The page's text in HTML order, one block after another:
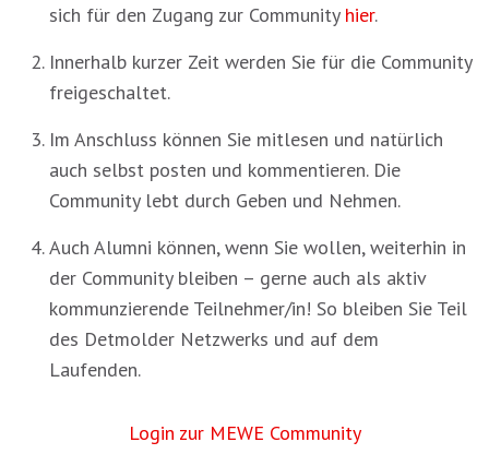
sich für den Zugang zur Community hier.
Innerhalb kurzer Zeit werden Sie für die Community
freigeschaltet.
Im Anschluss können Sie mitlesen und natürlich
auch selbst posten und kommentieren. Die
Community lebt durch Geben und Nehmen.
Auch Alumni können, wenn Sie wollen, weiterhin in
der Community bleiben – gerne auch als aktiv
kommunzierende Teilnehmer/in! So bleiben Sie Teil
des Detmolder Netzwerks und auf dem
Laufenden.
Login zur MEWE Community